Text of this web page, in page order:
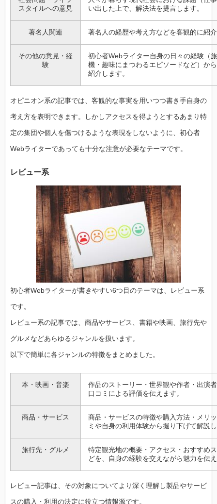
スタイルへの意見
い出した上で、解決法を提言します。
著名人関連 著名人の経歴や考え方などを客観的に紹
その他の意見・経
験
初心者Webライター自身の日々の経験（
機・趣味にまつわるエピソードなど）か
紹介します。
オピニオン系の記事では、客観的な事実を用いつつ書き手自身の
考え方を表明できます。しかしアクセスを得ようとするあまり特
定の集団や個人を傷つけるような表現をしないように、初心者
Webライターであっても十分な注意が必要なテーマです。
レビュー系
初心者Webライターが書きやすい6つ目のテーマは、レビュー系
です。
レビュー系の記事では、商品やサービス、書籍や映画、旅行先や
グルメなどあらゆるジャンルを扱います。
以下で簡単に各ジャンルの特徴をまとめました。
本・映画・音楽
作品のストーリー・世界観や作者・出演
口コミによる評価を伝えます。
商品・サービス
商品・サービスの特徴や購入方法・メリ
ミや自身の利用体験から掘り下げて解説
旅行先・グルメ
特定観光地の概要・アクセス・おすすめ
どを、自身の経験を交えながら魅力を伝
レビュー記事は、その対象についてより深く理解し製品やサービ
スの購入・利用の決定に役立つ情報源です。